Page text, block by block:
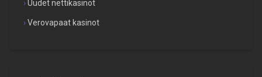
Uudet nettikasinot
Verovapaat kasinot